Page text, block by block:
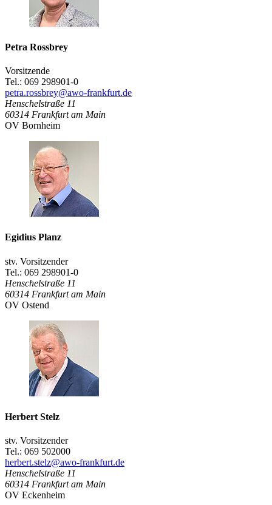
Petra Rossbrey
Vorsitzende
Tel.: 069 298901-0
petra.rossbrey@awo-frankfurt.de
Henschelstraße 11
60314 Frankfurt am Main
OV Bornheim
Egidius Planz
stv. Vorsitzender
Tel.: 069 298901-0
Henschelstraße 11
60314 Frankfurt am Main
OV Ostend
Herbert Stelz
stv. Vorsitzender
Tel.: 069 502000
herbert.stelz@awo-frankfurt.de
Henschelstraße 11
60314 Frankfurt am Main
OV Eckenheim